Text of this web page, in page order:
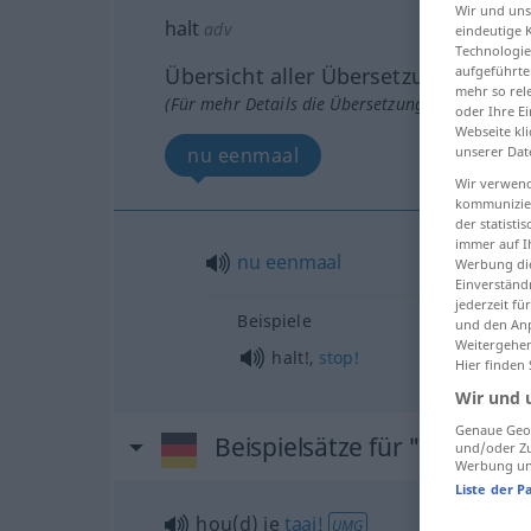
halt adv
Übersicht aller Übersetzungen
(Für mehr Details die Übersetzung anklicken/
nu eenmaal
nu eenmaal
Beispiele
halt!, stop!
Beispielsätze für "halt"
hou(d) je taai! UMG
Wir und
eindeutige
mehr so
oder Ihre
Webseite
unserer
Wir
der
immer auf
Werbung
jederzeit
und den
Hier finden
Wir und
Genaue
und/oder
Werbung
Liste der